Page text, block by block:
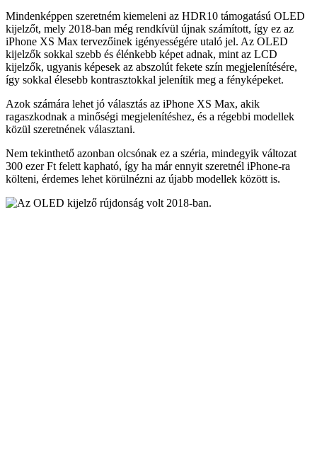
Mindenképpen szeretném kiemeleni az HDR10 támogatású OLED
kijelzőt, mely 2018-ban még rendkívül újnak számított, így ez az
iPhone XS Max tervezőinek igényességére utaló jel. Az OLED
kijelzők sokkal szebb és élénkebb képet adnak, mint az LCD
kijelzők, ugyanis képesek az abszolút fekete szín megjelenítésére,
így sokkal élesebb kontrasztokkal jelenítik meg a fényképeket.
Azok számára lehet jó választás az iPhone XS Max, akik
ragaszkodnak a minőségi megjelenítéshez, és a régebbi modellek
közül szeretnének választani.
Nem tekinthető azonban olcsónak ez a széria, mindegyik változat
300 ezer Ft felett kapható, így ha már ennyit szeretnél iPhone-ra
költeni, érdemes lehet körülnézni az újabb modellek között is.